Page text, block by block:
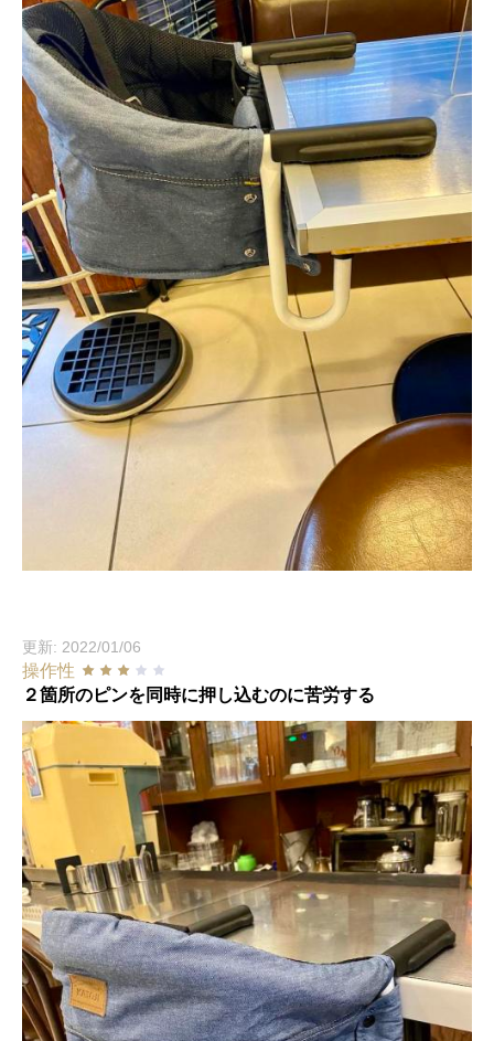
更新: 2022/01/06
操作性
２箇所のピンを同時に押し込むのに苦労する